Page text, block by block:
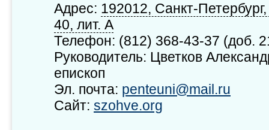
Адрес: 192012, Санкт-
40, лит. А
Телефон: (812) 368-43-37 (доб.
Руководитель: Цветков
епископ
Эл. почта: penteuni@mail.ru
Сайт: szohve.org